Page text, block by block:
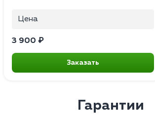
Цена
3 900 ₽
Заказать
Гарантии